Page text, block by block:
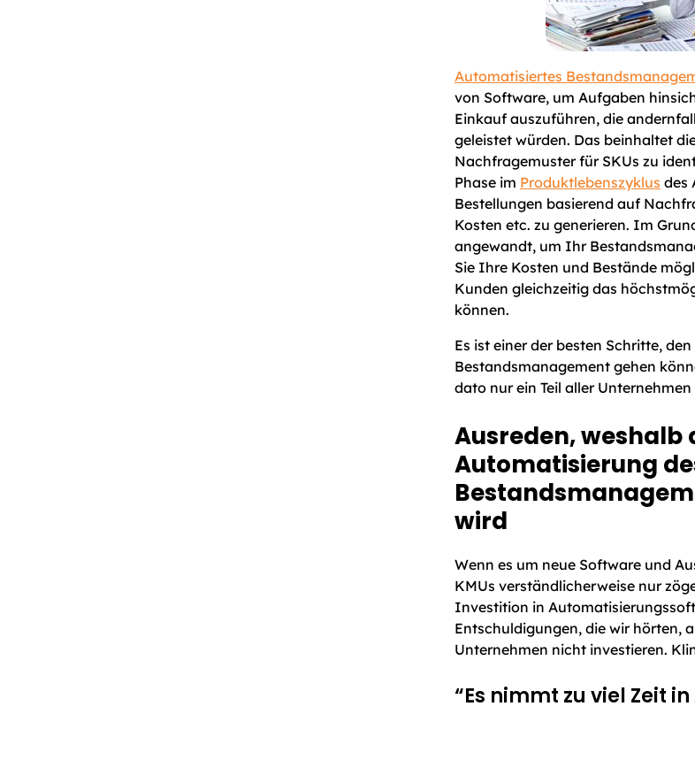
Automatisiertes
von Software, um Aufgaben
Einkauf auszuführen, die
geleistet würden. Das beinhaltet
Nachfragemuster für SKUs zu
Phase im Produktlebenszyklus des
Bestellungen basierend auf
Kosten etc. zu generieren. Im
angewandt, um Ihr
Sie Ihre Kosten und Bestände
Kunden gleichzeitig das
können.
Es ist einer der besten Schritte,
Bestandsmanagement gehen
dato nur ein Teil aller Unternehmen
Ausreden, weshalb
Automatisierung
wird
Wenn es um neue Software und
KMUs verständlicherweise nur
Investition in
Entschuldigungen, die wir hörten,
Unternehmen nicht investieren.
“Es nimmt zu viel Zeit